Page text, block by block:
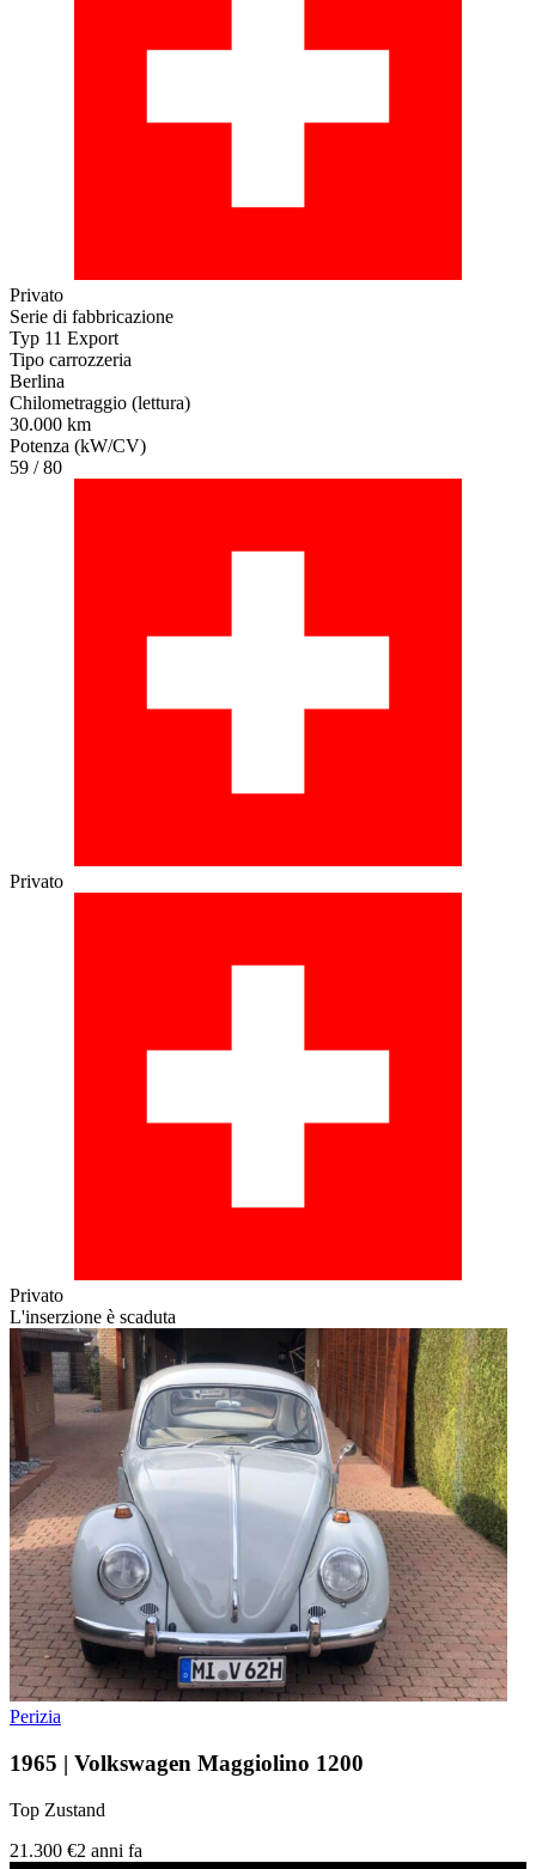
Privato
Serie di fabbricazione
Typ 11 Export
Tipo carrozzeria
Berlina
Chilometraggio (lettura)
30.000 km
Potenza (kW/CV)
59 / 80
Privato
Privato
L'inserzione è scaduta
Perizia
1965 | Volkswagen Maggiolino 1200
Top Zustand
21.300 €2 anni fa